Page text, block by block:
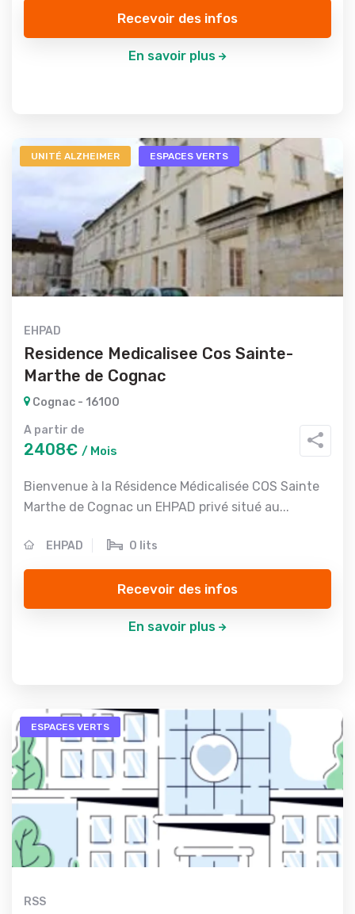
Recevoir des infos
En savoir plus
UNITÉ ALZHEIMER ESPACES VERTS
EHPAD
Residence Medicalisee Cos Sainte-
Marthe de Cognac
Cognac - 16100
A partir de
2408€ / Mois
Bienvenue à la Résidence Médicalisée COS Sainte
Marthe de Cognac un EHPAD privé situé au...
EHPAD 0 lits
Recevoir des infos
En savoir plus
ESPACES VERTS
RSS